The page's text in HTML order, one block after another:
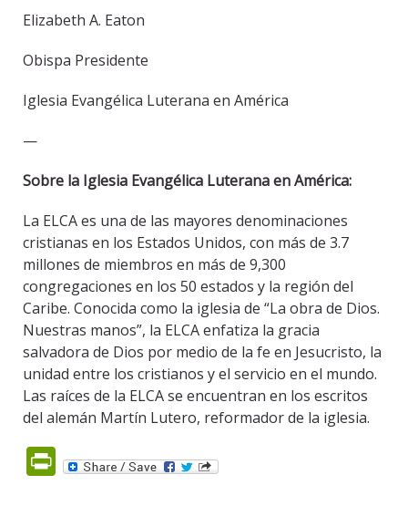
Elizabeth A. Eaton
Obispa Presidente
Iglesia Evangélica Luterana en América
—
Sobre la Iglesia Evangélica Luterana en América:
La ELCA es una de las mayores denominaciones
cristianas en los Estados Unidos, con más de 3.7
millones de miembros en más de 9,300
congregaciones en los 50 estados y la región del
Caribe. Conocida como la iglesia de “La obra de Dios.
Nuestras manos”, la ELCA enfatiza la gracia
salvadora de Dios por medio de la fe en Jesucristo, la
unidad entre los cristianos y el servicio en el mundo.
Las raíces de la ELCA se encuentran en los escritos
del alemán Martín Lutero, reformador de la iglesia.
PrintFriendly